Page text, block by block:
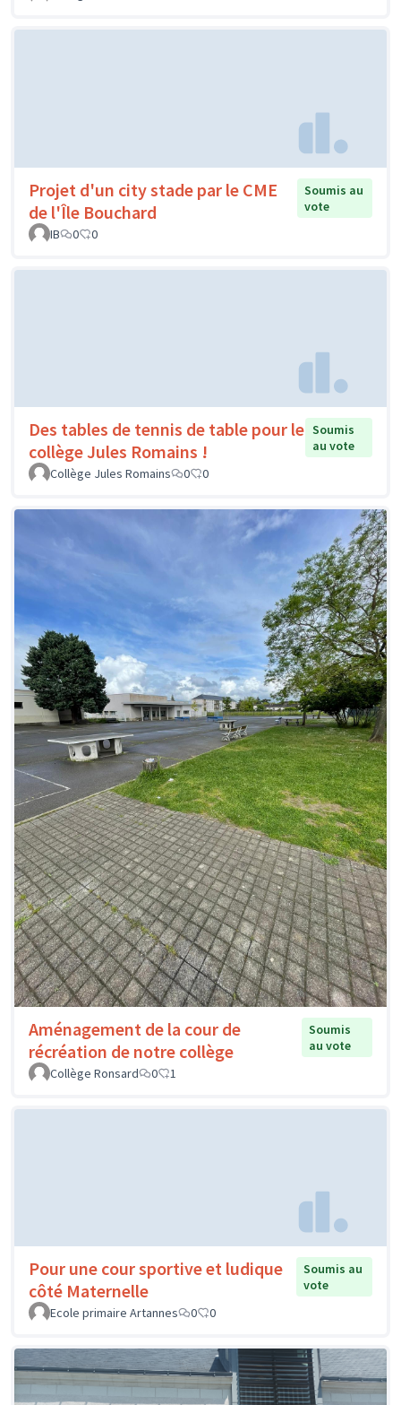
Projet d'un city stade par le CME
de l'Île Bouchard
Soumis au
vote
IB
0 0
Des tables de tennis de table pour le
collège Jules Romains !
Soumis
au vote
Collège Jules Romains
0 0
Aménagement de la cour de
récréation de notre collège
Soumis
au vote
Collège Ronsard
0 1
Pour une cour sportive et ludique
côté Maternelle
Soumis au
vote
Ecole primaire Artannes
0 0